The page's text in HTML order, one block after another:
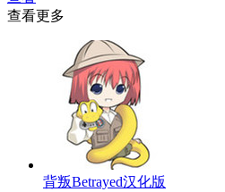
查看更多
背叛Betrayed汉化版